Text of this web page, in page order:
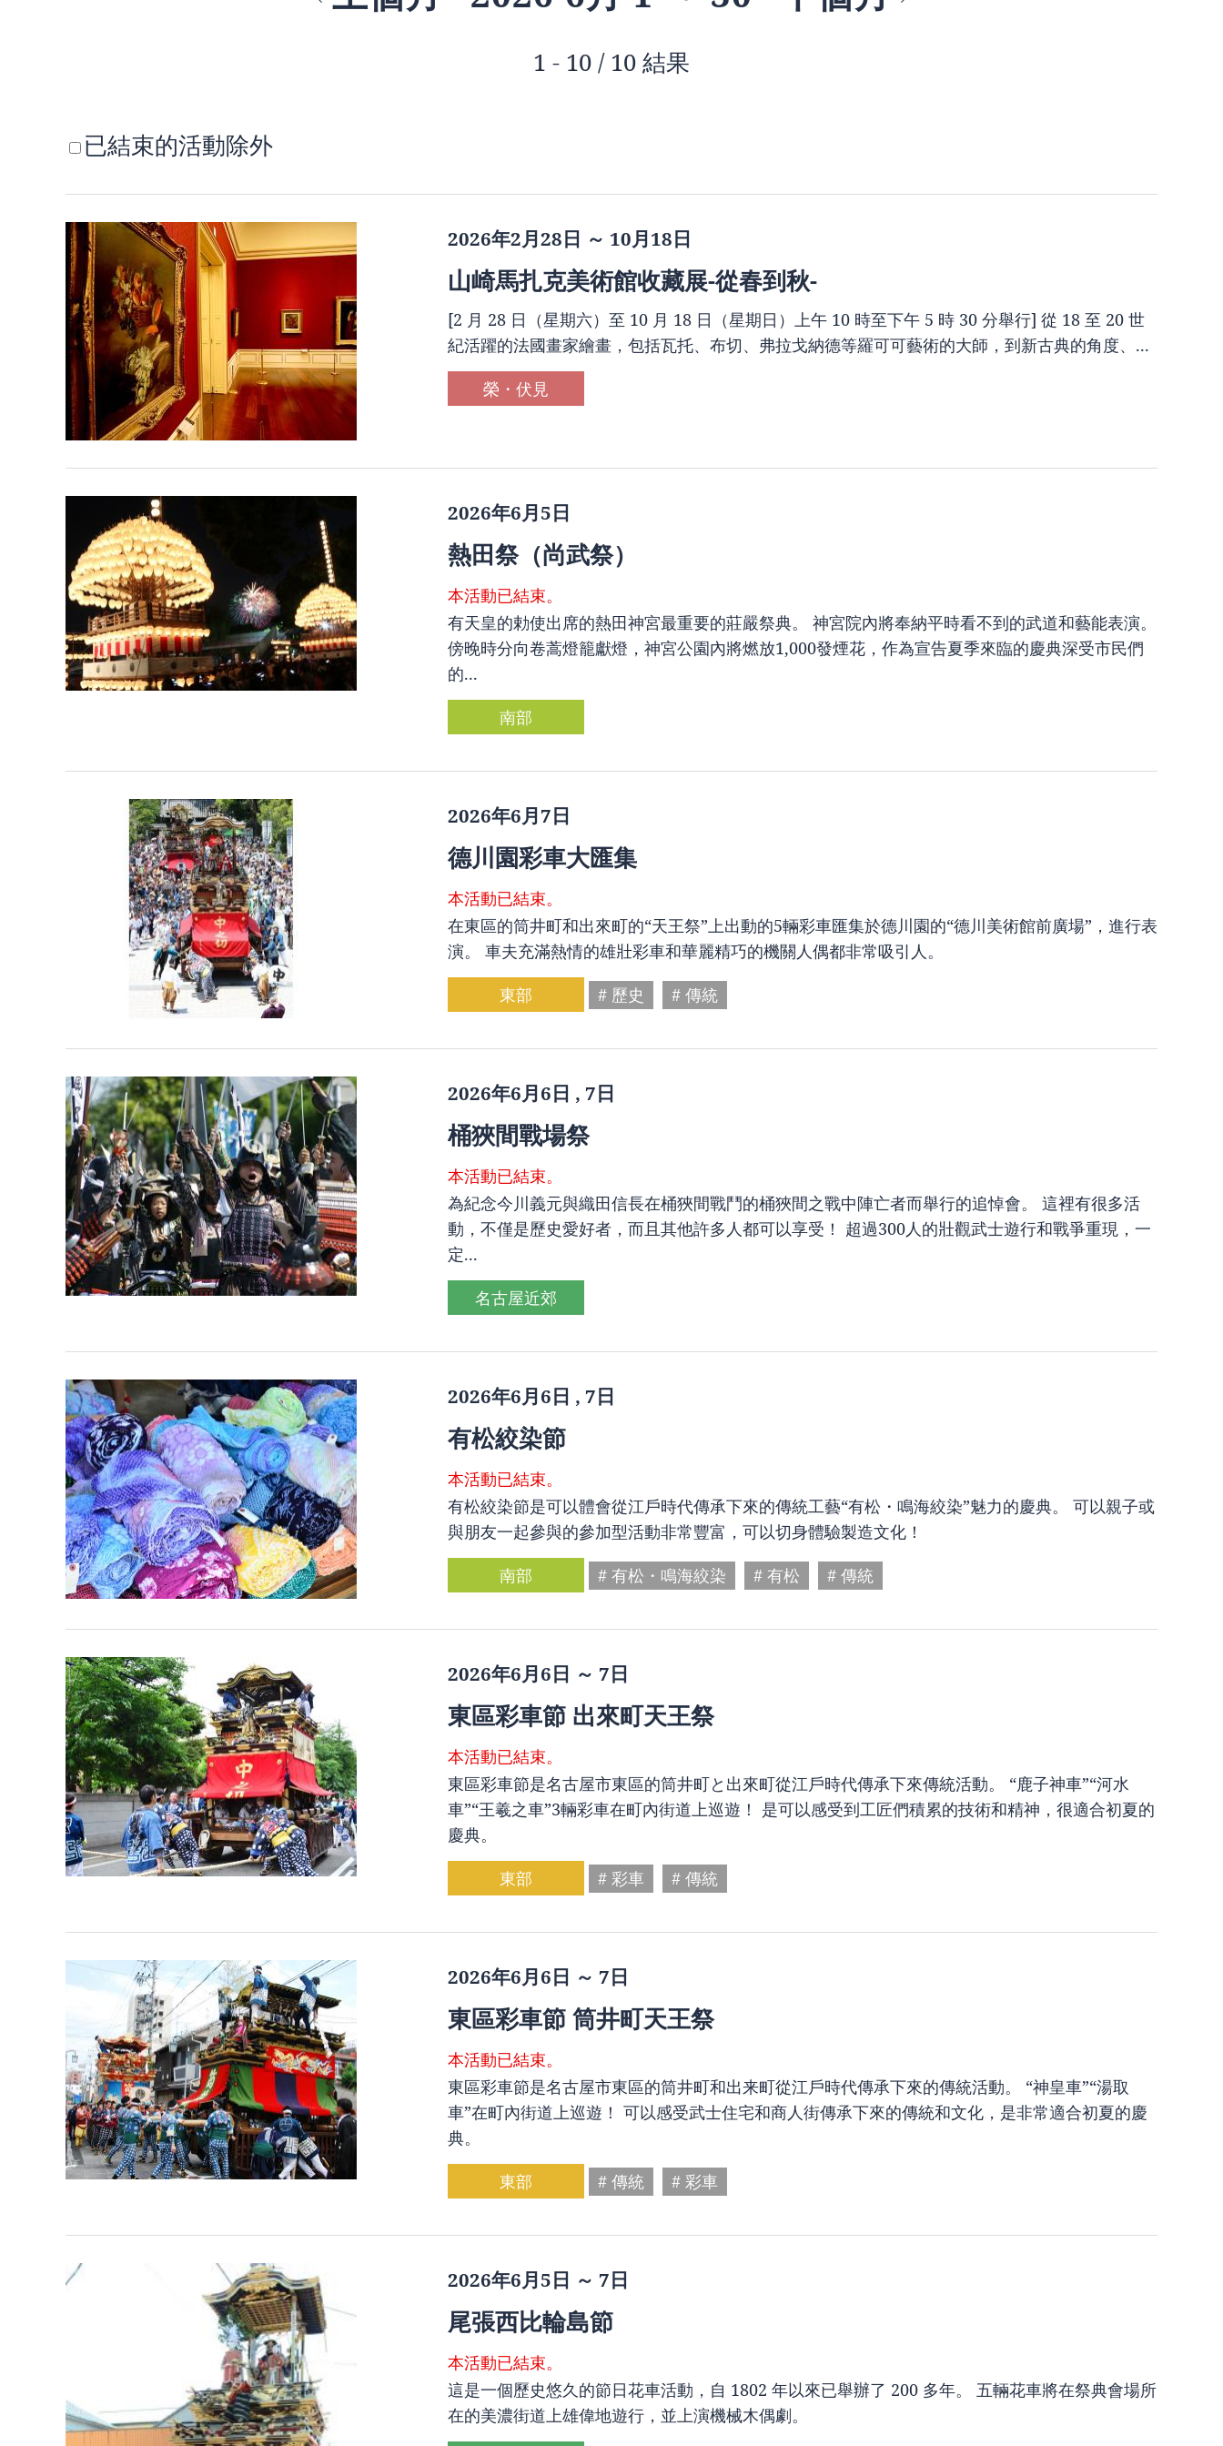
1 - 10 / 10 結果
已結束的活動除外
2026年2月28日 ～ 10月18日
山崎馬扎克美術館收藏展-從春到秋-
[2 月 28 日（星期六）至 10 月 18 日（星期日）上午 10 時至下午 5 時 30 分舉行] 從 18 至 20 世
紀活躍的法國畫家繪畫，包括瓦托、布切、弗拉戈納德等羅可可藝術的大師，到新古典的角度、...
榮・伏見
2026年6月5日
熱田祭（尚武祭）
本活動已結束。
有天皇的勅使出席的熱田神宮最重要的莊嚴祭典。 神宮院內將奉納平時看不到的武道和藝能表演。
傍晚時分向卷蒿燈籠獻燈，神宮公園內將燃放1,000發煙花，作為宣告夏季來臨的慶典深受市民們
的...
南部
2026年6月7日
德川園彩車大匯集
本活動已結束。
在東區的筒井町和出來町的“天王祭”上出動的5輛彩車匯集於德川園的“德川美術館前廣場”，進行表
演。 車夫充滿熱情的雄壯彩車和華麗精巧的機關人偶都非常吸引人。
東部
# 歷史 # 傳統
2026年6月6日 , 7日
桶狹間戰場祭
本活動已結束。
為紀念今川義元與織田信長在桶狹間戰鬥的桶狹間之戰中陣亡者而舉行的追悼會。 這裡有很多活
動，不僅是歷史愛好者，而且其他許多人都可以享受！ 超過300人的壯觀武士遊行和戰爭重現，一
定...
名古屋近郊
2026年6月6日 , 7日
有松絞染節
本活動已結束。
有松絞染節是可以體會從江戶時代傳承下來的傳統工藝“有松・鳴海絞染”魅力的慶典。 可以親子或
與朋友一起參與的參加型活動非常豐富，可以切身體驗製造文化！
南部
# 有松・鳴海絞染 # 有松 # 傳統
2026年6月6日 ～ 7日
東區彩車節 出來町天王祭
本活動已結束。
東區彩車節是名古屋市東區的筒井町と出來町從江戶時代傳承下來傳統活動。 “鹿子神車”“河水
車”“王羲之車”3輛彩車在町內街道上巡遊！ 是可以感受到工匠們積累的技術和精神，很適合初夏的
慶典。
東部
# 彩車 # 傳統
2026年6月6日 ～ 7日
東區彩車節 筒井町天王祭
本活動已結束。
東區彩車節是名古屋市東區的筒井町和出来町從江戶時代傳承下來的傳統活動。 “神皇車”“湯取
車”在町內街道上巡遊！ 可以感受武士住宅和商人街傳承下來的傳統和文化，是非常適合初夏的慶
典。
東部
# 傳統 # 彩車
2026年6月5日 ～ 7日
尾張西比輪島節
本活動已結束。
這是一個歷史悠久的節日花車活動，自 1802 年以來已舉辦了 200 多年。 五輛花車將在祭典會場所
在的美濃街道上雄偉地遊行，並上演機械木偶劇。